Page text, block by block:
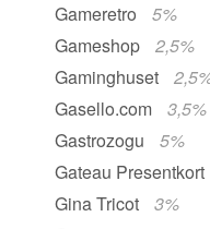
Gameretro
5%
Gameshop
2,5%
Gaminghuset
Gasello.com
3,5%
Gastrozogu
5%
Gateau Presentkort
Gina Tricot
3%